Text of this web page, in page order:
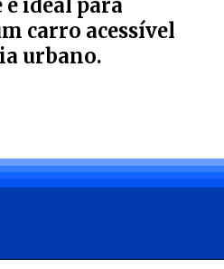
ideal para
carro acessível
urbano.